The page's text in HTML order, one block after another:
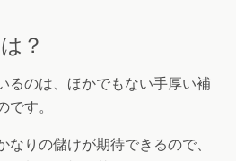
？
るのは、ほかでもない手厚い補
す。
なりの儲けが期待できるので、